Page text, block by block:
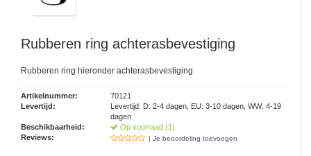
Rubberen ring achterasbevestiging
Rubberen ring hieronder achterasbevestiging
Artikelnummer:
70121
Levertijd:
Levertijd: D: 2-4 dagen, EU: 3-10 dagen, WW: 4-19
dagen
Beschikbaarheid:
Op voorraad (1)
Reviews:
| Je beoordeling toevoegen